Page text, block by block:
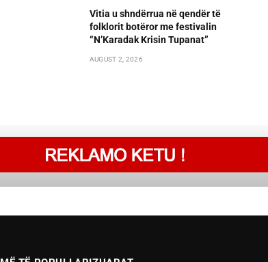
Vitia u shndërrua në qendër të
folklorit botëror me festivalin
“N’Karadak Krisin Tupanat”
AUGUST 2, 2026